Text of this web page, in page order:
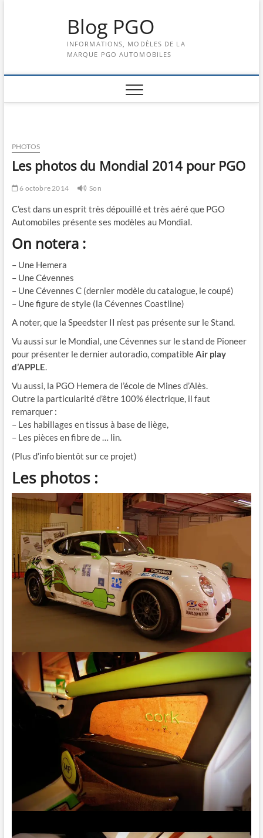
Blog PGO
INFORMATIONS, MODÈLES DE LA
MARQUE PGO AUTOMOBILES
PHOTOS
Les photos du Mondial 2014 pour PGO
6 octobre 2014 Son
C’est dans un esprit très dépouillé et très aéré que PGO
Automobiles présente ses modèles au Mondial.
On notera :
– Une Hemera
– Une Cévennes
– Une Cévennes C (dernier modèle du catalogue, le coupé)
– Une figure de style (la Cévennes Coastline)
A noter, que la Speedster II n’est pas présente sur le Stand.
Vu aussi sur le Mondial, une Cévennes sur le stand de Pioneer
pour présenter le dernier autoradio, compatibleAir play
d’APPLE.
Vu aussi, la PGO Hemera de l’école de Mines d’Alès.
Outre la particularité d’être 100% électrique, il faut
remarquer :
– Les habillages en tissus à base de liège,
– Les pièces en fibre de … lin.
(Plus d’info bientôt sur ce projet)
Les photos :